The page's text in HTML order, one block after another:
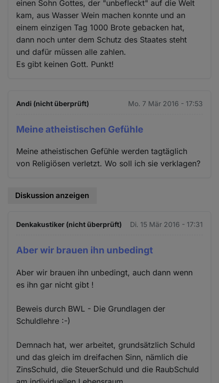
einen Sohn Gottes, der "unbefleckt" auf die Welt
kam, aus Wasser Wein machen konnte und an
einem einzigen Tag 1000 Brote gebacken hat,
dann noch unter dem Schutz des Staates steht
und dafür müssen alle zahlen.
Es gibt keinen Gott. Punkt!
Andi (nicht überprüft) Mo. 7 Mär 2016 - 17:53
Meine atheistischen Gefühle
Meine atheistischen Gefühle werden tagtäglich
von Religiösen verletzt. Wo soll ich sie verklagen?
Diskussion anzeigen
Denkakustiker (nicht überprüft) Di. 15 Mär 2016 - 17:31
Aber wir brauen ihn unbedingt
Aber wir brauen ihn unbedingt, auch dann wenn
es ihn gar nicht gibt !
Beweis durch BWL - Die Grundlagen der
Schuldlehre :-)
Demnach hat, wer arbeitet, grundsätzlich Schuld
und das gleich im dreifachen Sinn, nämlich die
ZinsSchuld, die SteuerSchuld und die RaubSchuld